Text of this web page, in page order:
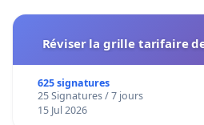
Réviser la grille tarifaire
625 signatures
25 Signatures / 7 jours
15 Jul 2026